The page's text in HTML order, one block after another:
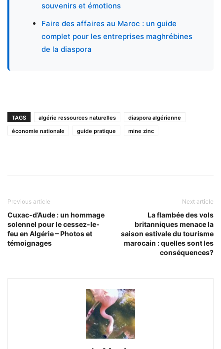
souvenirs et émotions
Faire des affaires au Maroc : un guide
complet pour les entreprises maghrébines
de la diaspora
TAGS algérie ressources naturelles
diaspora algérienne
économie nationale
guide pratique mine zinc
Previous article
Cuxac-d’Aude : un hommage
solennel pour le cessez-le-
feu en Algérie – Photos et
témoignages
Next article
La flambée des vols
britanniques menace la
saison estivale du tourisme
marocain : quelles sont les
conséquences?